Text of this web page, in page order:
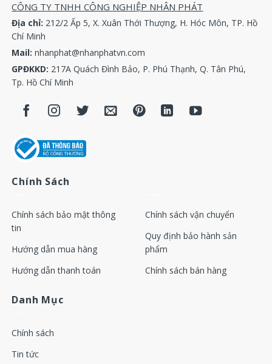
CÔNG TY TNHH CÔNG NGHIỆP NHÂN PHÁT
Địa chỉ: 212/2 Ấp 5, X. Xuân Thới Thượng, H. Hóc Môn, TP. Hồ
Chí Minh
Mail:nhanphat@nhanphatvn.com
GPĐKKD: 217A Quách Đình Bảo, P. Phú Thạnh, Q. Tân Phú,
Tp. Hồ Chí Minh
Chính Sách
Chính sách bảo mật thông
tin
Hướng dẫn mua hàng
Hướng dẫn thanh toán
Chính sách vận chuyển
Quy định bảo hành sản
phẩm
Chính sách bán hàng
Danh Mục
Chính sách
Tin tức